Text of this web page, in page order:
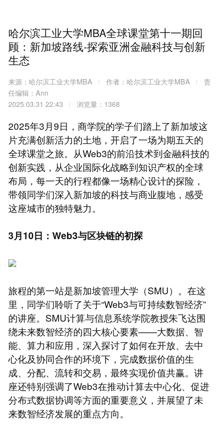
哈尔滨工业大学MBA全球课堂第十一期回
顾：新加坡路线-探索亚洲金融科技与创新
生态
来源：哈尔滨工业大学MBA 作者：哈尔滨工业大学MBA
责
任编辑：Ann
2025.03.31 22:43
浏览量：1368
2025年3月9日，商学院的学子们踏上了新加坡这
片充满创新活力的土地，开启了一场为期五天的
全球课堂之旅。从Web3的前沿技术到金融科技的
创新实践，从企业国际化战略到知识产权的全球
布局，每一天的行程都像一场精心设计的探险，
带领同学们深入新加坡的科技与商业腹地，感受
这座城市的独特魅力。
3月10日：Web3与区块链的初探
旅程的第一站是新加坡管理大学（SMU）。在这
里，同学们聆听了关于“Web3与可持续数智经济”
的讲座。SMU计算与信息系统学院教授朱飞达围
绕未来数智经济的四大核心要素——大数据、智
能、算力和应用，深入探讨了如何在开放、去中
心化及协同合作的环境下，完成数据价值的生
成、分配、流转和交易，最终实现价值共赢。讲
座还特别强调了Web3在推动计算去中心化、促进
分布式数据协调等方面的重要意义，并展望了未
来数智经济发展的重点方向。